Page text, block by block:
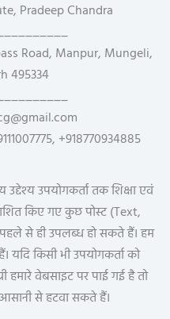
Pradeep Chandra
Road, Manpur, Mungeli,
495334
+918770934885
उपयोगकर्ता तक शिक्षा एवं
किए गए कुछ पोस्ट (Text,
से ही उपलब्ध हो सकते हैं। हम
किसी भी उपयोगकर्ता को
हमारे वेबसाइट पर पाई गई है तो
से हटवा सकते हैं।